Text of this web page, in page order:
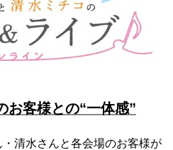
お客様との“一体感”
清水さんと各会場のお客様が